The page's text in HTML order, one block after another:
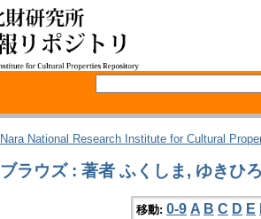
Nara National Research Institute for Cultural
ブラウズ : 著者 ふくしま, ゆきひ
移動: 0-9 A B C D E